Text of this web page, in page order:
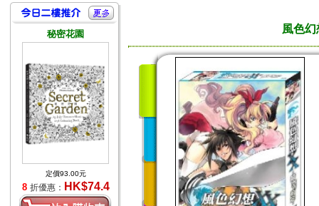
秘密花園
定價93.00元
8 折優惠： HK$74.4
風色